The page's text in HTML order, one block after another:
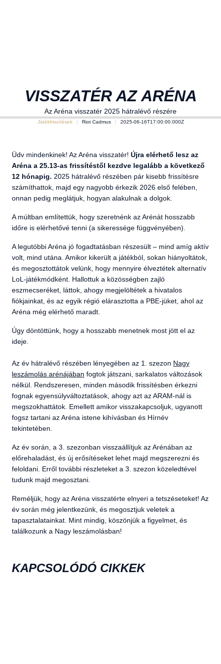
VISSZATÉR AZ ARÉNA
Az Aréna visszatér 2025 hátralévő részére
Játékfrissítések Riot Cadmus 2025-06-16T17:00:00.000Z
Üdv mindenkinek! Az Aréna visszatér! Újra elérhető lesz az
Aréna a 25.13-as frissítéstől kezdve legalább a következő
12 hónapig. 2025 hátralévő részében pár kisebb frissítésre
számíthattok, majd egy nagyobb érkezik 2026 első felében,
onnan pedig meglátjuk, hogyan alakulnak a dolgok.
A múltban említettük, hogy szeretnénk az Arénát hosszabb
időre is elérhetővé tenni (a sikeressége függvényében).
A legutóbbi Aréna jó fogadtatásban részesült – mind amíg aktív
volt, mind utána. Amikor kikerült a játékból, sokan hiányoltátok,
és megosztottátok velünk, hogy mennyire élveztétek alternatív
LoL-játékmódként. Hallottuk a közösségben zajló
eszmecseréket, láttok, ahogy megjelöltétek a hivatalos
fiókjainkat, és az egyik régió elárasztotta a PBE-jüket, ahol az
Aréna még elérhető maradt.
Úgy döntöttünk, hogy a hosszabb menetnek most jött el az
ideje.
Az év hátralévő részében lényegében az 1. szezon Nagy
leszámolás arénájában fogtok játszani, sarkalatos változások
nélkül. Rendszeresen, minden második frissítésben érkezni
fognak egyensúlyváltoztatások, ahogy azt az ARAM-nál is
megszokhattátok. Emellett amikor visszakapcsoljuk, ugyanott
fogsz tartani az Aréna istene kihívásban és Hírnév
tekintetében.
Az év során, a 3. szezonban visszaállítjuk az Arénában az
előrehaladást, és új erősítéseket lehet majd megszerezni és
feloldani. Erről további részleteket a 3. szezon közeledtével
tudunk majd megosztani.
Reméljük, hogy az Aréna visszatérte elnyeri a tetszéseteket! Az
év során még jelentkezünk, és megosztjuk veletek a
tapasztalatainkat. Mint mindig, köszönjük a figyelmet, és
találkozunk a Nagy leszámolásban!
KAPCSOLÓDÓ CIKKEK